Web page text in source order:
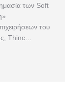
των Soft
του
Thinc…